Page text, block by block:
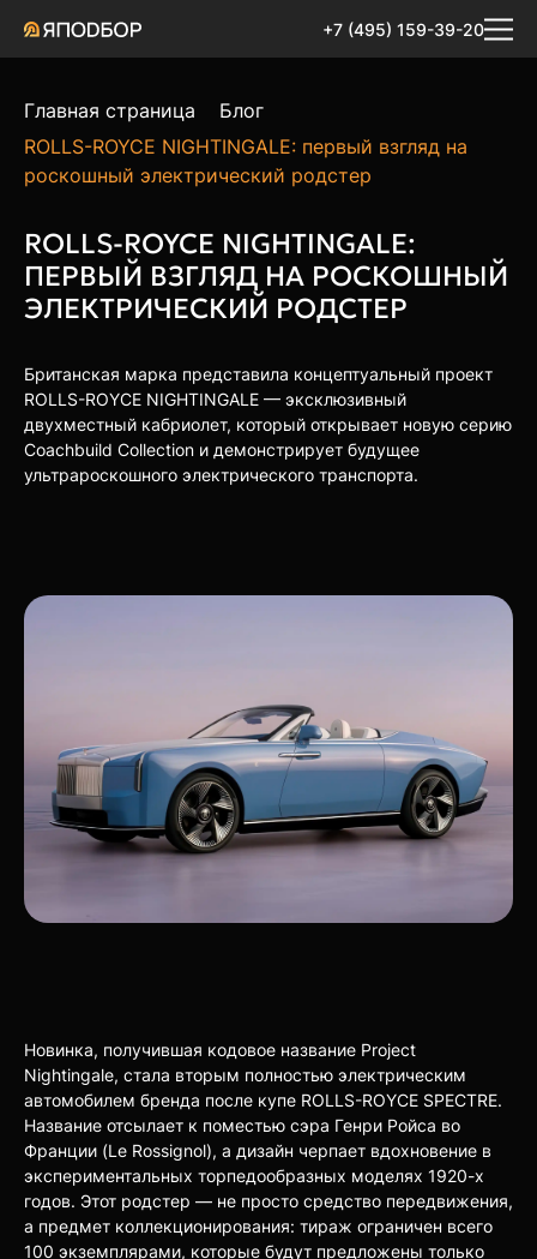
+7 (495) 159-39-20
Главная страница
Блог
ROLLS-ROYCE NIGHTINGALE: первый взгляд на
роскошный электрический родстер
ROLLS-ROYCE NIGHTINGALE:
ПЕРВЫЙ ВЗГЛЯД НА РОСКОШНЫЙ
ЭЛЕКТРИЧЕСКИЙ РОДСТЕР
Британская марка представила концептуальный проект
ROLLS-ROYCE NIGHTINGALE — эксклюзивный
двухместный кабриолет, который открывает новую серию
Coachbuild Collection и демонстрирует будущее
ультрароскошного электрического транспорта.
Новинка, получившая кодовое название Project
Nightingale, стала вторым полностью электрическим
автомобилем бренда после купе ROLLS-ROYCE SPECTRE.
Название отсылает к поместью сэра Генри Ройса во
Франции (Le Rossignol), а дизайн черпает вдохновение в
экспериментальных торпедообразных моделях 1920-х
годов. Этот родстер — не просто средство передвижения,
а предмет коллекционирования: тираж ограничен всего
100 экземплярами, которые будут предложены только